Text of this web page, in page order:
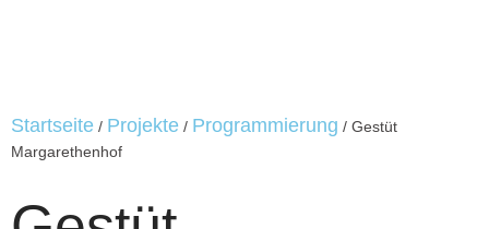
Startseite / Projekte / Programmierung / Gestüt
Margarethenhof